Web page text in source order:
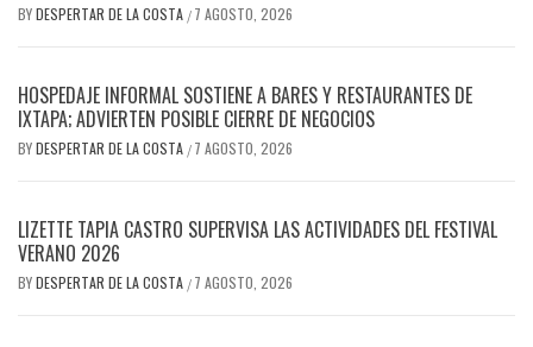
BYDESPERTAR DE LA COSTA / 7 AGOSTO, 2026
HOSPEDAJE INFORMAL SOSTIENE A BARES Y RESTAURANTES DE
IXTAPA; ADVIERTEN POSIBLE CIERRE DE NEGOCIOS
BYDESPERTAR DE LA COSTA / 7 AGOSTO, 2026
LIZETTE TAPIA CASTRO SUPERVISA LAS ACTIVIDADES DEL FESTIVAL
VERANO 2026
BYDESPERTAR DE LA COSTA / 7 AGOSTO, 2026